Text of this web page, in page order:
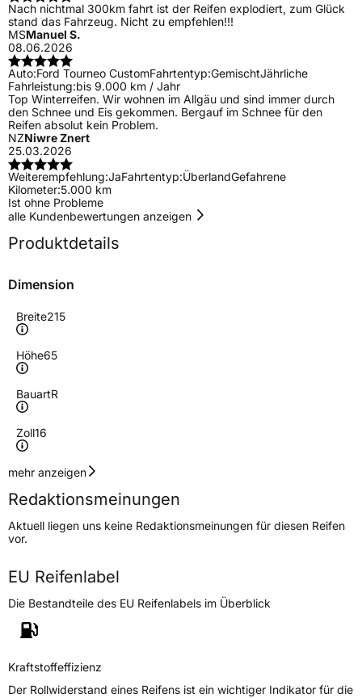
Nach nichtmal 300km fahrt ist der Reifen explodiert, zum Glück
stand das Fahrzeug. Nicht zu empfehlen!!!
MSManuel S.
08.06.2026
Auto:Ford Tourneo CustomFahrtentyp:GemischtJährliche
Fahrleistung:bis 9.000 km / Jahr
Top Winterreifen. Wir wohnen im Allgäu und sind immer durch
den Schnee und Eis gekommen. Bergauf im Schnee für den
Reifen absolut kein Problem.
NZNiwre Znert
25.03.2026
Weiterempfehlung:JaFahrtentyp:ÜberlandGefahrene
Kilometer:5.000 km
Ist ohne Probleme
alle Kundenbewertungen anzeigen
Produktdetails
Dimension
Breite215
Höhe65
BauartR
Zoll16
Geschwindigkeitsindex
Höchstgeschwindigkeit
170 km/h
Lastindex109/107
Höchstlast1030/975 kg
Generelle Merkmale
Fahrzeugtyp
mehr anzeigen
Redaktionsmeinungen
Aktuell liegen uns keine Redaktionsmeinungen für diesen Reifen
vor.
EU Reifenlabel
Die Bestandteile des EU Reifenlabels im Überblick
Kraftstoffeffizienz
Der Rollwiderstand eines Reifens ist ein wichtiger Indikator für die